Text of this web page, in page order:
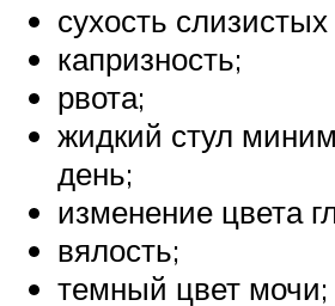
сухость
капризность;
рвота;
жидкий стул
день;
изменение цвета
вялость;
темный цвет мочи;